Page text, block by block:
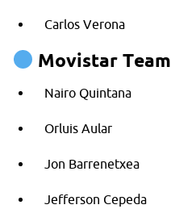
Carlos Verona
Movistar Team
Nairo Quintana
Orluis Aular
Jon Barrenetxea
Jefferson Cepeda